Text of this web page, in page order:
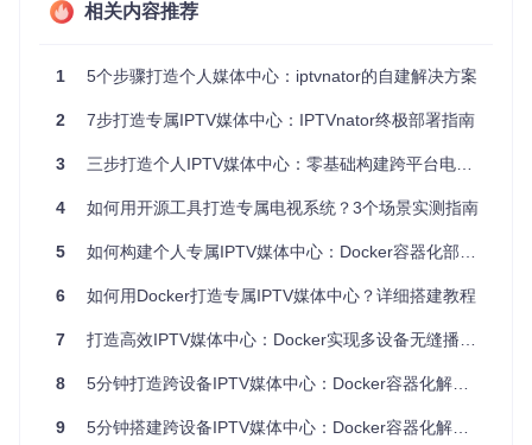
执行以下命令克隆项目仓库：
git clone
这相当于把电影院的设计图纸和设备清单搬回家。
cd
docker
calhost:4333即可开始使用。
相关内容推荐
1 5个步骤打造个人媒体中心：iptvnator的自建解决方案
2 7步打造专属IPTV媒体中心：IPTVnator终极部署指南
3 三步打造个人IPTV媒体中心：零基础构建跨平台电视直播系统
4 如何用开源工具打造专属电视系统？3个场景实测指南
5 如何构建个人专属IPTV媒体中心：Docker容器化部署完整指南
6 如何用Docker打造专属IPTV媒体中心？详细搭建教程
7 打造高效IPTV媒体中心：Docker实现多设备无缝播放解决方案
8 5分钟打造跨设备IPTV媒体中心：Docker容器化解决方案全指南
9 5分钟搭建跨设备IPTV媒体中心：Docker容器化解决方案终结多设备播放难题